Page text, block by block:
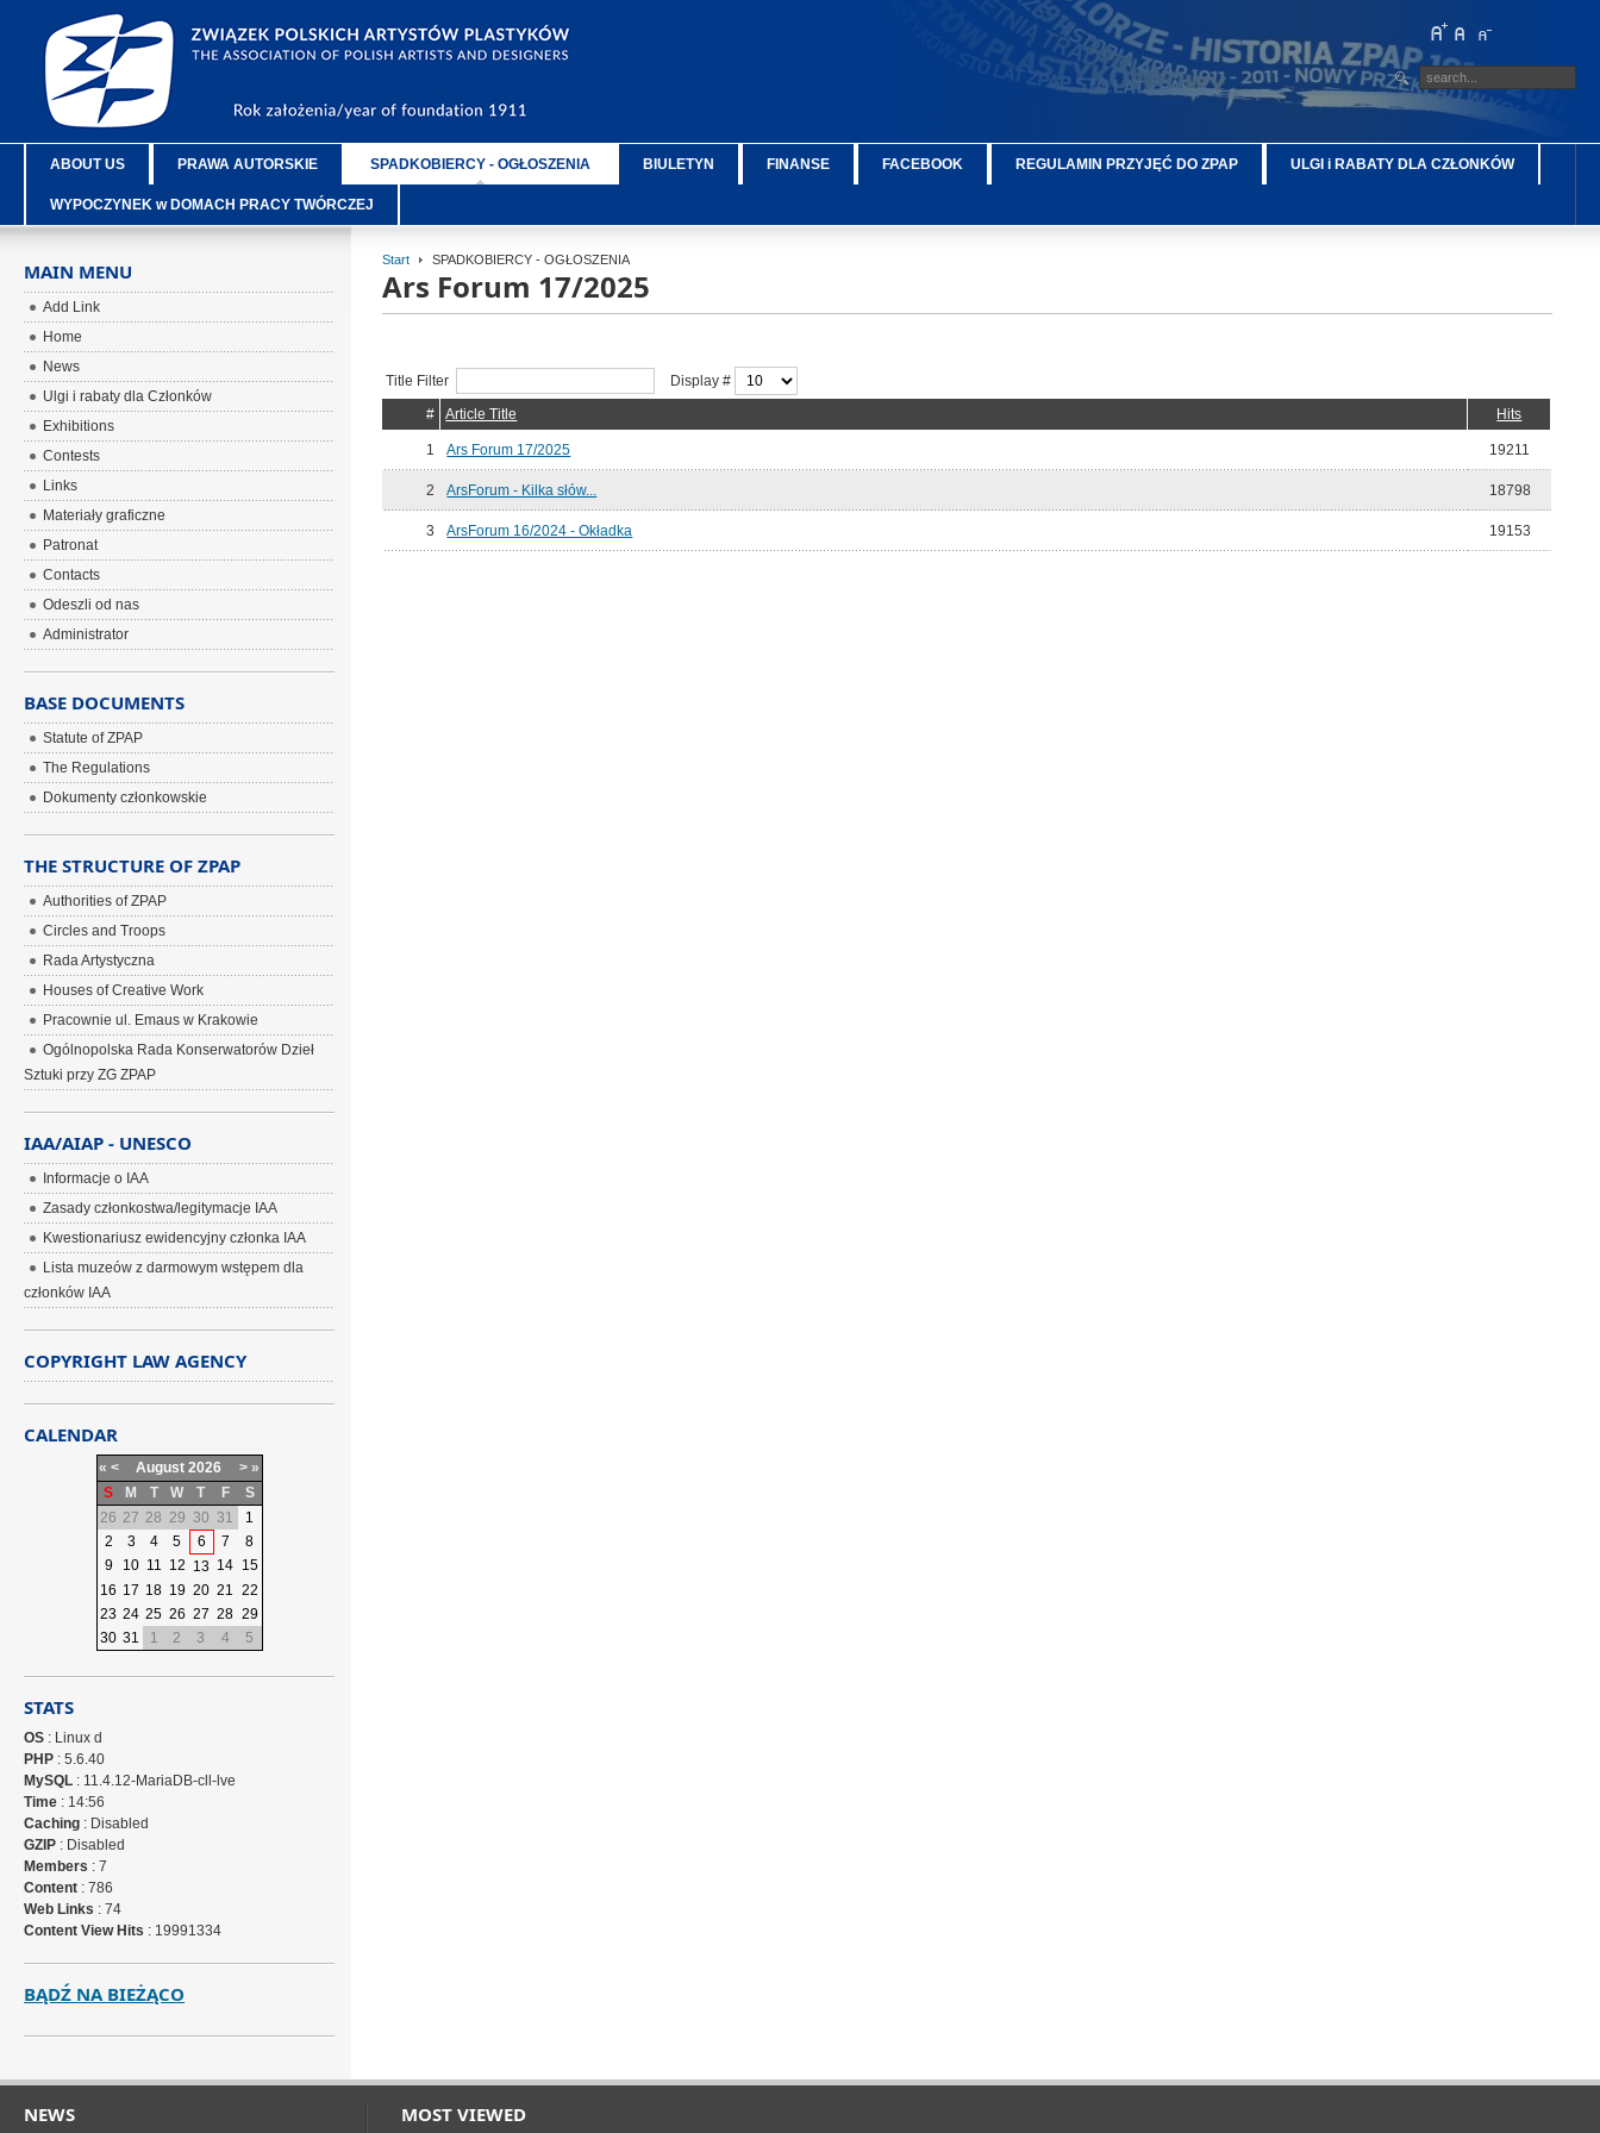
ABOUT US PRAWA AUTORSKIE SPADKOBIERCY - OGŁOSZENIA BIULETYN FINANSE FACEBOOK REGULAMIN PRZYJĘĆ DO ZPAP ULGI i RABATY DLA CZŁONKÓW
WYPOCZYNEK w DOMACH PRACY TWÓRCZEJ
Start SPADKOBIERCY - OGŁOSZENIA
Ars Forum 17/2025
Title Filter
Display #
#
Article Title Hits
1 Ars Forum 17/2025 19211
2 ArsForum - Kilka słów... 18798
3 ArsForum 16/2024 - Okładka 19153
MAIN MENU
Add Link
Home
News
Ulgi i rabaty dla Członków
Exhibitions
Contests
Links
Materiały graficzne
Patronat
Contacts
Odeszli od nas
Administrator
BASE DOCUMENTS
Statute of ZPAP
The Regulations
Dokumenty członkowskie
THE STRUCTURE OF ZPAP
Authorities of ZPAP
Circles and Troops
Rada Artystyczna
Houses of Creative Work
Pracownie ul. Emaus w Krakowie
Ogólnopolska Rada Konserwatorów Dzieł
Sztuki przy ZG ZPAP
IAA/AIAP - UNESCO
Informacje o IAA
Zasady członkostwa/legitymacje IAA
Kwestionariusz ewidencyjny członka IAA
Lista muzeów z darmowym wstępem dla
członków IAA
COPYRIGHT LAW AGENCY
CALENDAR
« < August 2026 > »
S
M T W T F
S
26 27 28 29 30 31
1
2
3 4 5 6 7
8
9
10 11 12 13 14 15
16 17 18 19 20 21 22
23 24 25 26 27 28 29
30 31 1 2 3 4 5
STATS
OS : Linux d
PHP : 5.6.40
MySQL : 11.4.12-MariaDB-cll-lve
Time : 14:56
Caching : Disabled
GZIP : Disabled
Members : 7
Content : 786
Web Links : 74
Content View Hits : 19991334
BĄDŹ NA BIEŻĄCO
NEWS MOST VIEWED